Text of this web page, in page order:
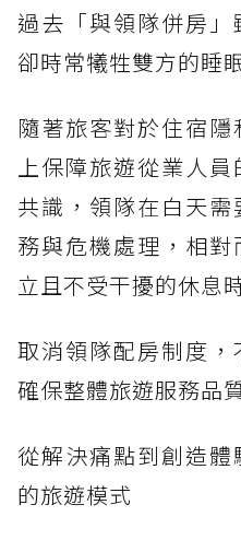
過去「與領隊併房」
卻時常犧牲雙方的睡
隨著旅客對於住宿
上保障旅遊從業人
共識，領隊在白天
務與危機處理，相
立且不受干擾的休息
取消領隊配房制度
確保整體旅遊服務品
從解決痛點到創造
的旅遊模式